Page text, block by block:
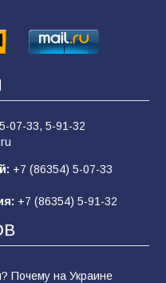
Всероссийского
07-33, 5-91-32
+7 (86354) 5-07-33
+7 (86354) 5-91-32
Почему на Украине